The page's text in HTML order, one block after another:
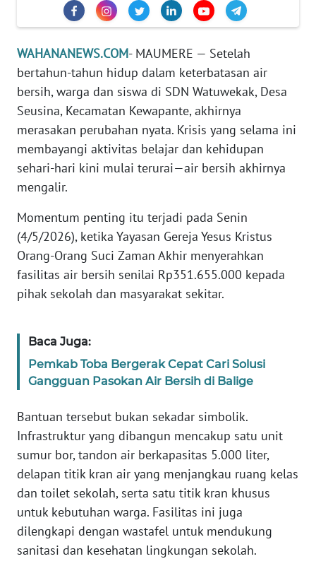
WAHANANEWS.COM- MAUMERE — Setelah
bertahun-tahun hidup dalam keterbatasan air
bersih, warga dan siswa di SDN Watuwekak, Desa
Seusina, Kecamatan Kewapante, akhirnya
merasakan perubahan nyata. Krisis yang selama ini
membayangi aktivitas belajar dan kehidupan
sehari-hari kini mulai terurai—air bersih akhirnya
mengalir.
Momentum penting itu terjadi pada Senin
(4/5/2026), ketika Yayasan Gereja Yesus Kristus
Orang-Orang Suci Zaman Akhir menyerahkan
fasilitas air bersih senilai Rp351.655.000 kepada
pihak sekolah dan masyarakat sekitar.
Baca Juga:
Pemkab Toba Bergerak Cepat Cari Solusi
Gangguan Pasokan Air Bersih di Balige
Bantuan tersebut bukan sekadar simbolik.
Infrastruktur yang dibangun mencakup satu unit
sumur bor, tandon air berkapasitas 5.000 liter,
delapan titik kran air yang menjangkau ruang kelas
dan toilet sekolah, serta satu titik kran khusus
untuk kebutuhan warga. Fasilitas ini juga
dilengkapi dengan wastafel untuk mendukung
sanitasi dan kesehatan lingkungan sekolah.
SIBER
REDAKSI
KARIR
DISCLAIMER
Wahana
News
WN
SUMUT
WN
WN
JABAR
BANTEN
WN
NTT
WN
WN